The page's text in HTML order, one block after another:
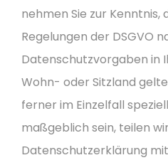
nehmen Sie zur Kenntnis,
Regelungen der DSGVO
Datenschutzvorgaben in
Wohn- oder Sitzland
ferner im Einzelfall
maßgeblich sein, teilen
Datenschutzerklärung